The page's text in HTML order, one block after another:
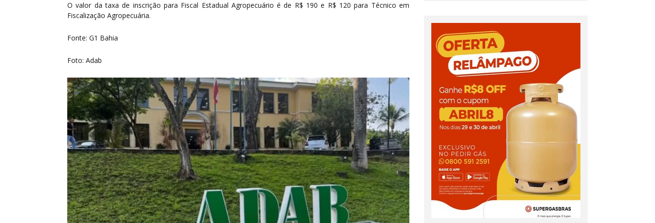
O valor da taxa de inscrição para Fiscal Estadual Agropecuário é de R$ 190 e R$ 120 para Técnico em
Fiscalização Agropecuária.
Fonte: G1 Bahia
Foto: Adab